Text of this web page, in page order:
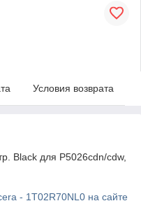
Условия возврата
Black для P5026cdn/cdw,
- 1T02R70NL0 на сайте